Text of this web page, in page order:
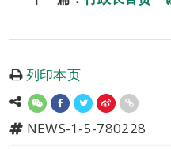
列印本页
NEWS-1-5-780228